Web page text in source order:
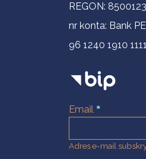
REGON:
nr konta: Bank
96 1240 1910
Email
Adres e-mail